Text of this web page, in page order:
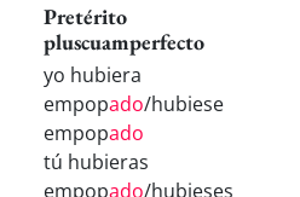
Pretérito
pluscuamperfecto
yo hubiera
empopado/hubiese
empopado
tú hubieras
empopado/hubieses